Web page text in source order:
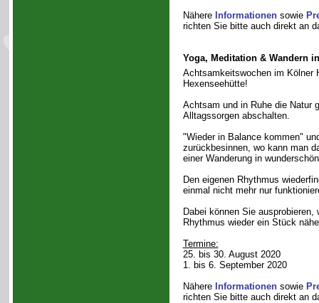
Nähere Informationensowie
richten Sie bitte auch direkt an
Yoga, Meditation & Wandern
Achtsamkeitswochen im Kölner
Hexenseehütte!
Achtsam und in Ruhe die Natur
Alltagssorgen abschalten.
"Wieder in Balance kommen"
zurückbesinnen, wo kann man
einer Wanderung in
Den eigenen Rhythmus
einmal nicht mehr nur
Dabei können Sie
Rhythmus wieder ein Stück
Termine:
25. bis 30. August 2020
1. bis 6. September 2020
Nähere Informationensowie
richten Sie bitte auch direkt an